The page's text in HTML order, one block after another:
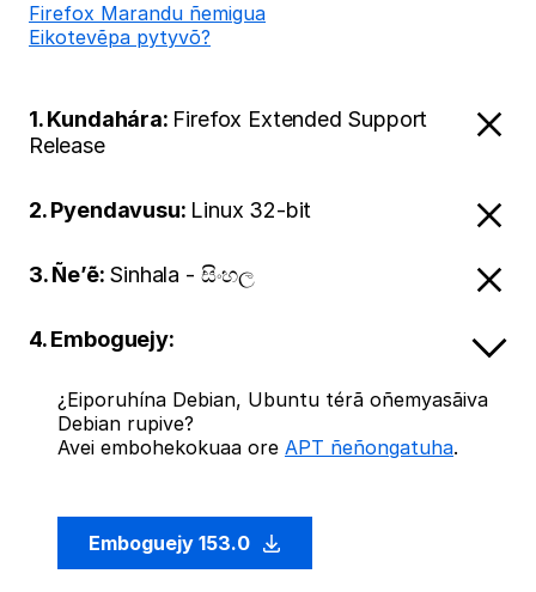
Firefox Marandu ñemigua
Eikotevẽpa pytyvõ?
1. Kundahára: Firefox Extended Support
Release
2. Pyendavusu: Linux 32-bit
3. Ñe’ẽ: Sinhala - සිංහල
4. Emboguejy:
¿Eiporuhína Debian, Ubuntu térã oñemyasãiva
Debian rupive?
Avei embohekokuaa ore APT ñeñongatuha.
Emboguejy 153.0